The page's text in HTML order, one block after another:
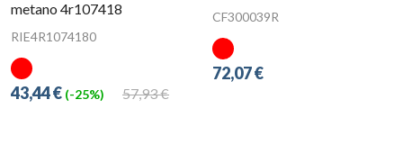
metano 4r107418
RIE4R1074180
57,93 €
43,44 € (-25%)
CF300039R
72,07 €